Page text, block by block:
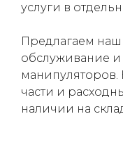
(067) 351-45-
услуги в
Предлагаем
обслуживание
части и
наличии на